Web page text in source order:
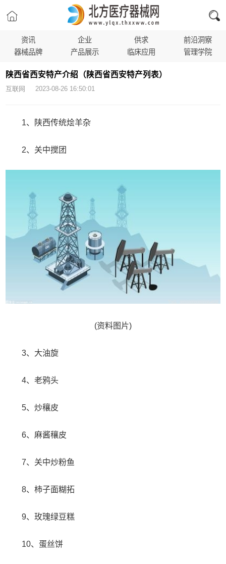
资讯 企业 供求
前沿洞察
器械品牌
产品展示 临床应用 管理学院
陕西省西安特产介绍（陕西省西安特产列表）
互联网 2023-08-26 16:50:01
1、陕西传统烩羊杂
2、关中搅团
(资料图片)
3、大油旋
4、老鸦头
5、炒穰皮
6、麻酱穰皮
7、关中炒粉鱼
8、柿子面糊拓
9、玫瑰绿豆糕
10、蛋丝饼